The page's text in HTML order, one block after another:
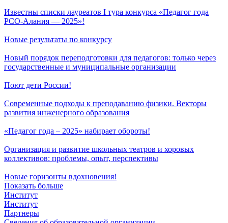
Известны списки лауреатов I тура конкурса «Педагог года
РСО-Алания — 2025»!
Новые результаты по конкурсу
Новый порядок переподготовки для педагогов: только через
государственные и муниципальные организации
Поют дети России!
Современные подходы к преподаванию физики. Векторы
развития инженерного образования
«Педагог года – 2025» набирает обороты!
Организация и развитие школьных театров и хоровых
коллективов: проблемы, опыт, перспективы
Новые горизонты вдохновения!
Показать больше
Институт
Институт
Партнеры